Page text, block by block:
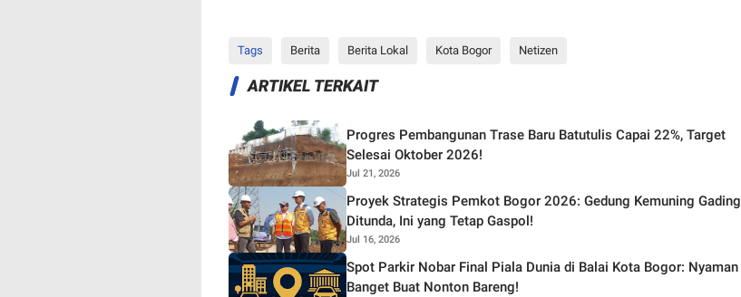
Tags Berita Berita Lokal Kota Bogor Netizen
ARTIKEL TERKAIT
Progres Pembangunan Trase Baru Batutulis Capai 22%, Target
Selesai Oktober 2026!
Jul 21, 2026
Proyek Strategis Pemkot Bogor 2026: Gedung Kemuning Gading
Ditunda, Ini yang Tetap Gaspol!
Jul 16, 2026
Spot Parkir Nobar Final Piala Dunia di Balai Kota Bogor: Nyaman
Banget Buat Nonton Bareng!